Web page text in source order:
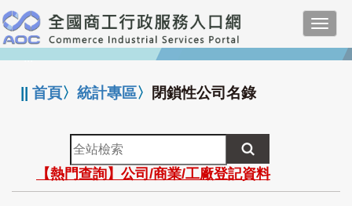
跳
到
主
要
:::
||首頁〉統計專區〉 閉鎖性公司名錄
全
站
檢
索
【熱門查詢】公司/商業/工廠登記資料